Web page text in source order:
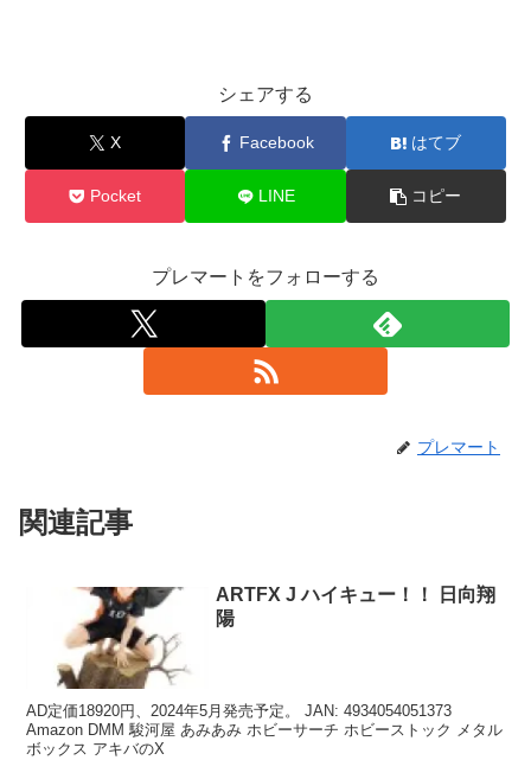
シェアする
X Facebook はてブ
Pocket LINE コピー
プレマートをフォローする
プレマート
関連記事
ARTFX J ハイキュー！！ 日向翔
陽
AD定価18920円、2024年5月発売予定。 JAN: 4934054051373
Amazon DMM 駿河屋 あみあみ ホビーサーチ ホビーストック メタル
ボックス アキバのX